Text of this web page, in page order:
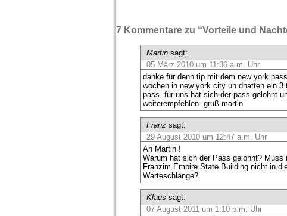
7 Kommentare zu “Vorteile und
Martin sagt:
05 März 2010 um 11:36 a.m. Uhr
danke für denn tip mit dem new york
wochen in new york city un dhatten ein 3
pass. für uns hat sich der pass gelohnt
weiterempfehlen. gruß martin
Franz sagt:
29 August 2010 um 12:47 a.m. Uhr
An Martin !
Warum hat sich der Pass gelohnt? Muss
Franzim Empire State Building nicht in
Warteschlange?
Klaus sagt:
07 August 2011 um 1:10 p.m. Uhr